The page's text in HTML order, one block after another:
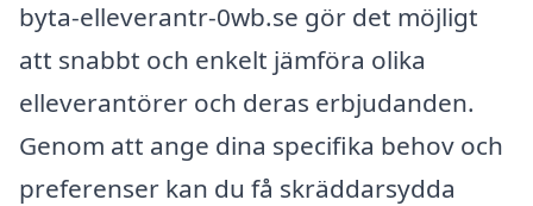
byta-elleverantr-0wb.se gör det möjligt
att snabbt och enkelt jämföra olika
elleverantörer och deras erbjudanden.
Genom att ange dina specifika behov och
preferenser kan du få skräddarsydda